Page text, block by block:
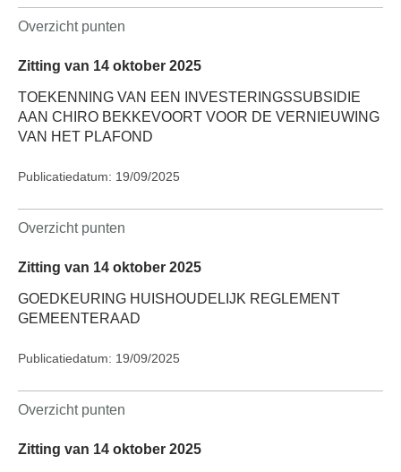
Overzicht punten
Zitting van 14 oktober 2025
TOEKENNING VAN EEN INVESTERINGSSUBSIDIE
AAN CHIRO BEKKEVOORT VOOR DE VERNIEUWING
VAN HET PLAFOND
Publicatiedatum: 19/09/2025
Overzicht punten
Zitting van 14 oktober 2025
GOEDKEURING HUISHOUDELIJK REGLEMENT
GEMEENTERAAD
Publicatiedatum: 19/09/2025
Overzicht punten
Zitting van 14 oktober 2025